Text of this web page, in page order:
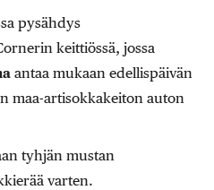
pysähdys
keittiössä, jossa
antaa mukaan edellispäivän
maa-artisokkakeiton auton
tyhjän mustan
varten.